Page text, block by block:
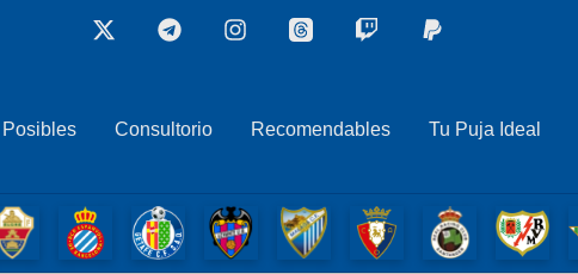
Consultorio Recomendables Tu Puja Ideal